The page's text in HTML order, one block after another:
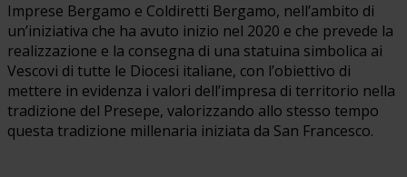
Imprese Bergamo e Coldiretti Bergamo, nell’ambito di
un’iniziativa che ha avuto inizio nel 2020 e che prevede la
realizzazione e la consegna di una statuina simbolica ai
Vescovi di tutte le Diocesi italiane, con l’obiettivo di
mettere in evidenza i valori dell’impresa di territorio nella
tradizione del Presepe, valorizzando allo stesso tempo
questa tradizione millenaria iniziata da San Francesco.